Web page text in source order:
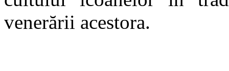
venerării acestora.